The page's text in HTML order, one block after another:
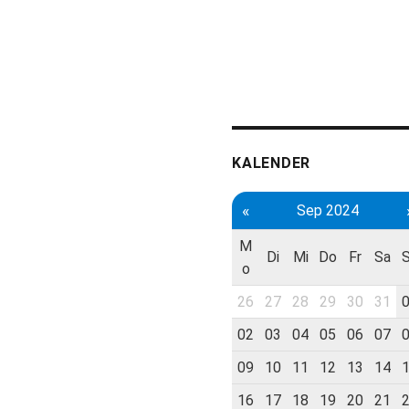
KALENDER
« Sep 2024
M
o
Di Mi Do Fr Sa
26 27 28 29 30 31
02
03 04 05 06 07
09
10 11 12 13 14
16
17 18 19 20 21